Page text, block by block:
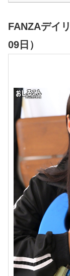
FANZAデイ
09日）